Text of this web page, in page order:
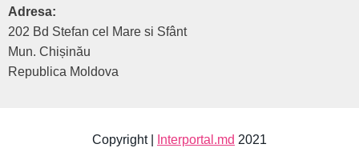
Adresa:
202 Bd Stefan cel Mare si Sfânt
Mun. Chișinău
Republica Moldova
Copyright | Interportal.md 2021